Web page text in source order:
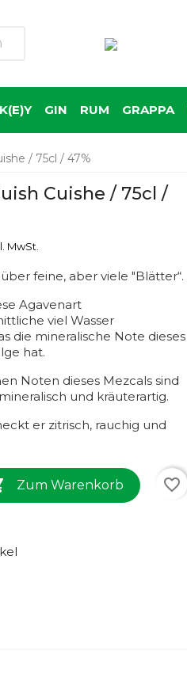
GIN RUM GRAPPA
/ 75cl / 47%
Cuishe / 75cl /
MwSt.
feine, aber viele "Blätter“.
Agavenart
viel Wasser
die mineralische Note dieses
hat.
Noten dieses Mezcals sind
und kräuterartig.
er zitrisch, rauchig und
Zum Warenkorb favorite_border